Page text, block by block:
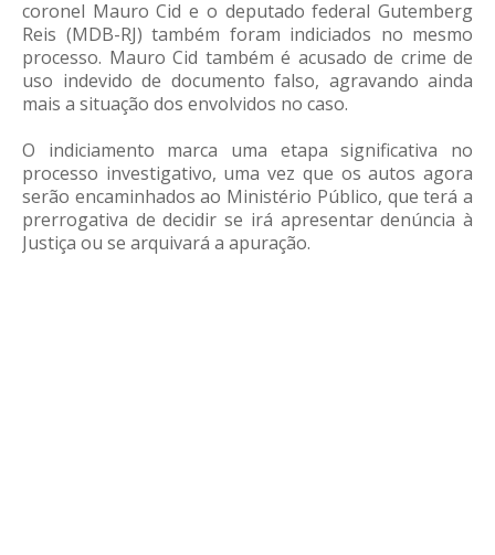
coronel Mauro Cid e o deputado federal Gutemberg
Reis (MDB-RJ) também foram indiciados no mesmo
processo. Mauro Cid também é acusado de crime de
uso indevido de documento falso, agravando ainda
mais a situação dos envolvidos no caso.
O indiciamento marca uma etapa significativa no
processo investigativo, uma vez que os autos agora
serão encaminhados ao Ministério Público, que terá a
prerrogativa de decidir se irá apresentar denúncia à
Justiça ou se arquivará a apuração.